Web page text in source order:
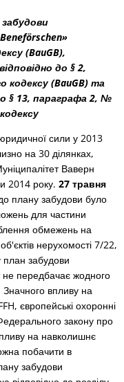
(BauGB),
до § 2,
кодексу (BauGB) та
§ 13, параграфа 2, №
сили у 2013
на 30 ділянках,
Ваверн
2014 року. 27 травня
плану забудови було
для частини
обмежень на
нерухомості 7/22,
забудови
не передбачає жодного
Значного впливу на
європейські охоронні
закону про
на навколишнє
побачити в
забудови